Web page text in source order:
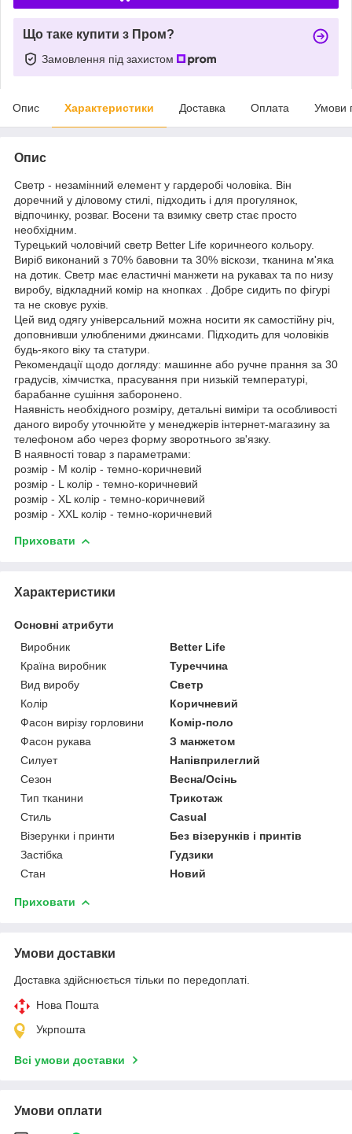
Що таке купити з Пром?
Замовлення під захистом
Опис Характеристики Доставка Оплата Умови
Опис
Светр - незамінний елемент у гардеробі чоловіка. Він
доречний у діловому стилі, підходить і для прогулянок,
відпочинку, розваг. Восени та взимку светр стає просто
необхідним.
Турецький чоловічий светр Better Lifе коричнеого кольору.
Виріб виконаний з 70% бавовни та 30% віскози, тканина м'яка
на дотик. Светр має еластичні манжети на рукавах та по низу
виробу, відкладний комір на кнопках . Добре сидить по фігурі
та не сковує рухів.
Цей вид одягу універсальний можна носити як самостійну річ,
доповнивши улюбленими джинсами. Підходить для чоловіків
будь-якого віку та статури.
Рекомендації щодо догляду: машинне або ручне прання за 30
градусів, хімчистка, прасування при низькій температурі,
барабанне сушіння заборонено.
Наявність необхідного розміру, детальні виміри та особливості
даного виробу уточнюйте у менеджерів інтернет-магазину за
телефоном або через форму зворотнього зв'язку.
В наявності товар з параметрами:
розмір - M колір - темно-коричневий
розмір - L колір - темно-коричневий
розмір - XL колір - темно-коричневий
розмір - XXL колір - темно-коричневий
Приховати
Характеристики
Основні атрибути
Виробник
Better Life
Країна виробник
Туреччина
Вид виробу
Светр
Колір
Коричневий
Фасон вирізу горловини
Комір-поло
Фасон рукава
З манжетом
Силует
Напівприлеглий
Сезон
Весна/Осінь
Тип тканини
Трикотаж
Стиль
Casual
Візерунки і принти
Без візерунків і принтів
Застібка
Гудзики
Стан
Новий
Приховати
Умови доставки
Доставка здійснюється тільки по передоплаті.
Нова Пошта
Укрпошта
Всі умови доставки
Умови оплати